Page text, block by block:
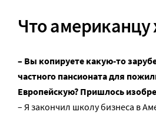
Что
– Вы копируете какую-то
частного пансионата для
Европейскую? Пришлось
– Я закончил школу бизнеса в